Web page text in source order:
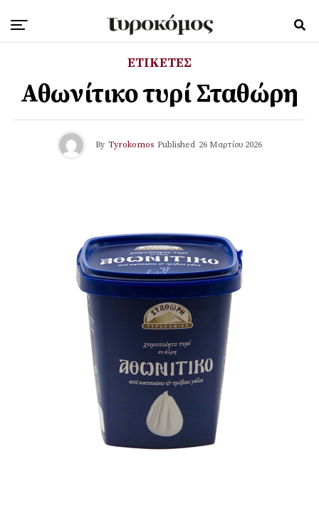
ΕΤΙΚΕΤΕΣ
Αθωνίτικο τυρί Σταθώρη
By Tyrokomos Published 26 Μαρτίου 2026